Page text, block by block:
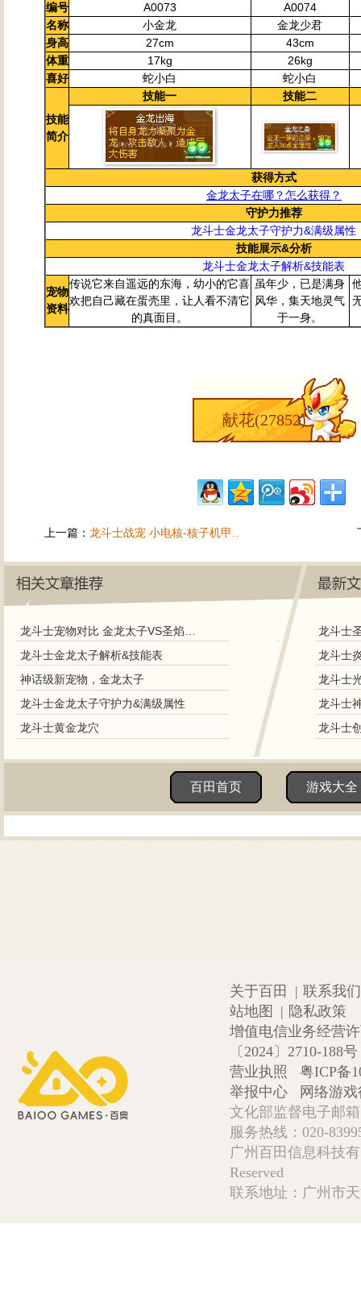
编号 A0073
A0074
名称
小金龙
金龙少君
身高
27cm
43cm
体重
17kg
26kg
喜好
蛇小白 蛇小白
技能
简介
技能一 技能二
获得方式
金龙太子在哪？怎么获得？
守护力推荐
龙斗士金龙太子守护力&满级属性
技能展示&分析
龙斗士金龙太子解析&技能表
宠物
资料
传说它来自遥远的东海，幼小的它喜
欢把自己藏在蛋壳里，让人看不清它
的真面目。
虽年少，已是满身
风华，集天地灵气
于一身。
献花(27852)
上一篇： 龙斗士战宠 小电核-核子机甲..
龙斗士宠物对比 金龙太子VS圣焰帝王
龙斗士金龙太子解析&技能表
神话级新宠物，金龙太子
龙斗士金龙太子守护力&满级属性
龙斗士黄金龙穴
百田首页 游戏大全
关于百田 | 联系我们
站地图
| 隐私政策
增值电信业务经营
〔2024〕2710-188号
营业执照
粤ICP备
举报中心
网络游
文化部监督电子邮
服务热线：020-
广州百田信息科技
Reserved
联系地址：广州市